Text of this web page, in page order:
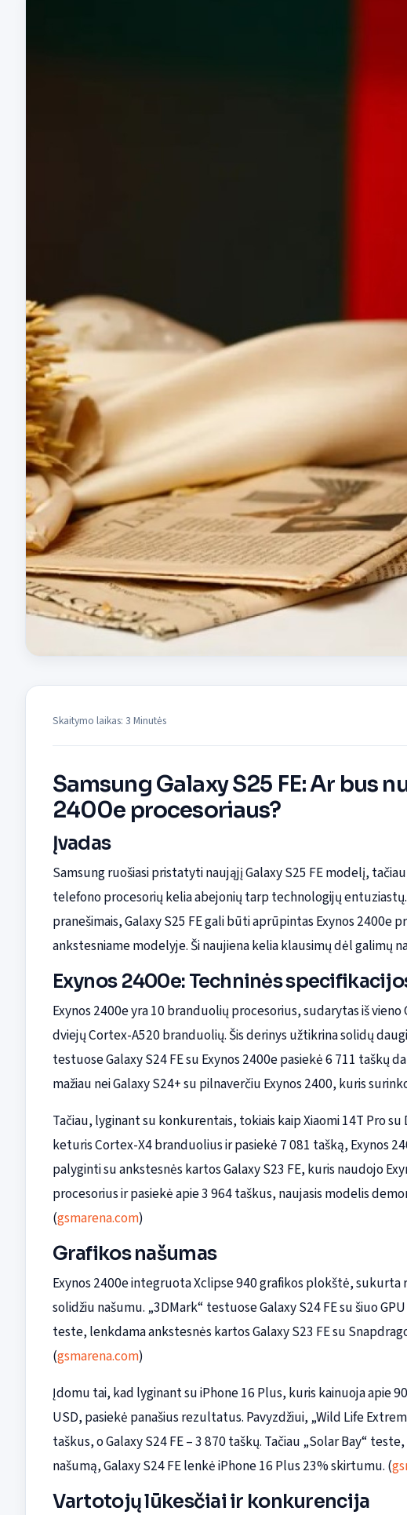
Skaitymo laikas: 3 Minutės
Samsung Galaxy S25 FE: Ar bus
2400e procesoriaus?
Įvadas
Samsung ruošiasi pristatyti naująjį Galaxy S25 FE modelį,
telefono procesorių kelia abejonių tarp technologijų entuziastų.
pranešimais, Galaxy S25 FE gali būti aprūpintas Exynos 2400e
ankstesniame modelyje. Ši naujiena kelia klausimų dėl galimų
Exynos 2400e: Techninės
Exynos 2400e yra 10 branduolių procesorius, sudarytas iš
dviejų Cortex-A520 branduolių. Šis derinys užtikrina solidų
testuose Galaxy S24 FE su Exynos 2400e pasiekė 6 711 taškų
mažiau nei Galaxy S24+ su pilnaverčiu Exynos 2400, kuris
Tačiau, lyginant su konkurentais, tokiais kaip Xiaomi 14T Pro
keturis Cortex-X4 branduolius ir pasiekė 7 081 tašką, Exynos
palyginti su ankstesnės kartos Galaxy S23 FE, kuris naudojo
procesorius ir pasiekė apie 3 964 taškus, naujasis modelis
(gsmarena.com)
Grafikos našumas
Exynos 2400e integruota Xclipse 940 grafikos plokštė, sukurta
solidžiu našumu. „3DMark“ testuose Galaxy S24 FE su šiuo
teste, lenkdama ankstesnės kartos Galaxy S23 FE su
(gsmarena.com)
Įdomu tai, kad lyginant su iPhone 16 Plus, kuris kainuoja apie
USD, pasiekė panašius rezultatus. Pavyzdžiui, „Wild Life
taškus, o Galaxy S24 FE – 3 870 taškų. Tačiau „Solar Bay“
našumą, Galaxy S24 FE lenkė iPhone 16 Plus 23% skirtumu. (
Vartotojų lūkesčiai ir konkurencija